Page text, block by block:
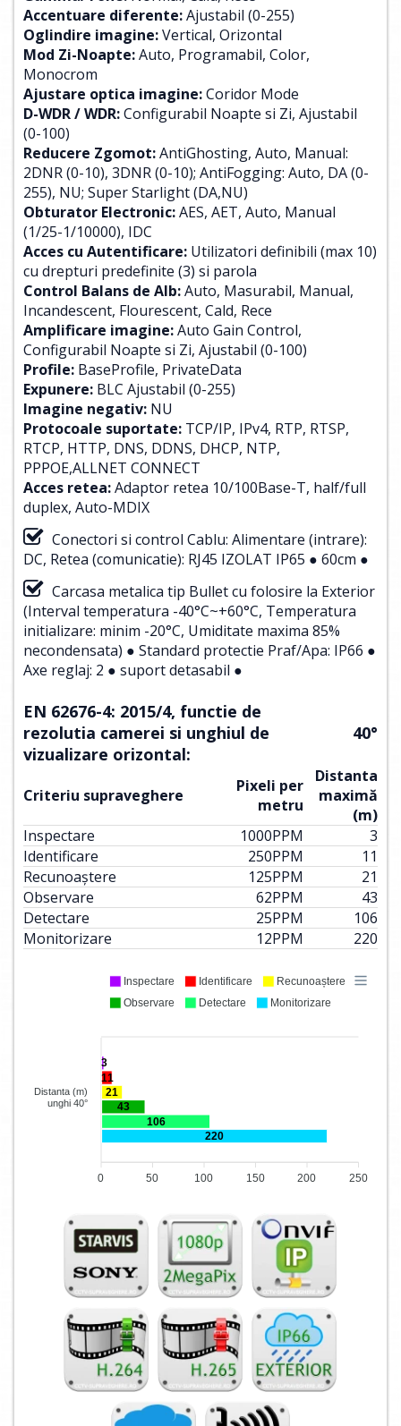
Accentuare diferente:Ajustabil (0-255)
Oglindire imagine:Vertical, Orizontal
Mod Zi-Noapte:Auto, Programabil, Color,
Monocrom
Ajustare optica imagine:Coridor Mode
D-WDR / WDR:Configurabil Noapte si Zi, Ajustabil
(0-100)
Reducere Zgomot:AntiGhosting, Auto, Manual:
2DNR (0-10), 3DNR (0-10); AntiFogging: Auto, DA (0-
255), NU; Super Starlight (DA,NU)
Obturator Electronic:AES, AET, Auto, Manual
(1/25-1/10000), IDC
Acces cu Autentificare: Utilizatori definibili (max 10)
cu drepturi predefinite (3) si parola
Control Balans de Alb:Auto, Masurabil, Manual,
Incandescent, Flourescent, Cald, Rece
Amplificare imagine:Auto Gain Control,
Configurabil Noapte si Zi, Ajustabil (0-100)
Profile: BaseProfile, PrivateData
Expunere: BLC Ajustabil (0-255)
Imagine negativ: NU
Protocoale suportate: TCP/IP, IPv4, RTP, RTSP,
RTCP, HTTP, DNS, DDNS, DHCP, NTP,
PPPOE,ALLNET CONNECT
Acces retea:Adaptor retea 10/100Base-T, half/full
duplex, Auto-MDIX
Conectori si control Cablu: Alimentare (intrare):
DC, Retea (comunicatie): RJ45 IZOLAT IP65 ● 60cm ●
Carcasa metalica tip Bullet cu folosire la Exterior
(Interval temperatura -40°C~+60°C, Temperatura
initializare: minim -20°C, Umiditate maxima 85%
necondensata) ● Standard protectie Praf/Apa: IP66 ●
Axe reglaj: 2 ● suport detasabil ●
EN 62676-4: 2015/4, functie de
rezolutia camerei si unghiul de
vizualizare orizontal:
40°
Criteriu supraveghere
Pixeli per
metru
Distanta
maximă
(m)
Inspectare
1000PPM
3
Identificare
250PPM
11
Recunoaștere
125PPM
21
Observare
62PPM
43
Detectare
25PPM
106
Monitorizare
12PPM 220
3
11
21
43
106
220
Distanta (m)
unghi 40°
250
200
150
100
50
0
Inspectare Identificare
Recunoaștere
Observare
Detectare Monitorizare